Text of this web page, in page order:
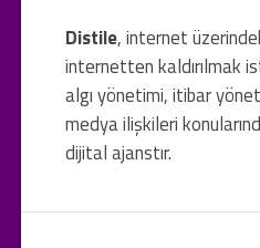
Distile, internet
internetten kaldırılmak
algı yönetimi, itibar
medya ilişkileri
dijital ajanstır.